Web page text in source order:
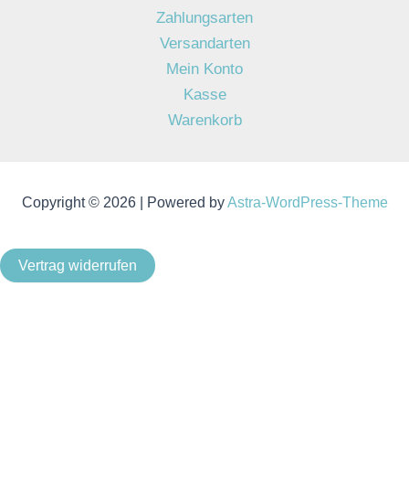
Zahlungsarten
Versandarten
Mein Konto
Kasse
Warenkorb
Copyright © 2026 | Powered byAstra-WordPress-Theme
Vertrag widerrufen